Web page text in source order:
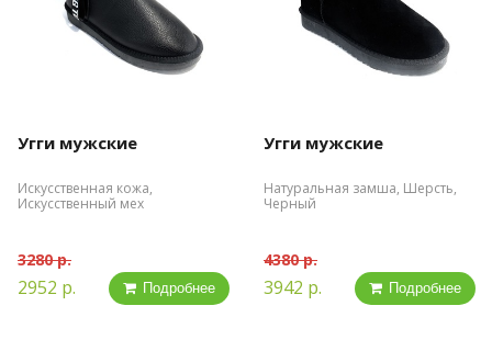
Угги мужские
Искусственная кожа,
Искусственный мех
3280 р.
2952 р. Подробнее
Угги мужские
Натуральная замша, Шерсть,
Черный
4380 р.
3942 р. Подробнее